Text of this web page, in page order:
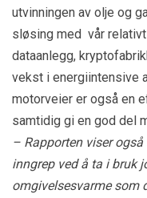
utvinningen av olje og
sløsing med vår
dataanlegg,
vekst i energiintensive
motorveier er også en
samtidig gi en god del
– Rapporten viser
inngrep ved å ta i bruk
omgivelsesvarme som